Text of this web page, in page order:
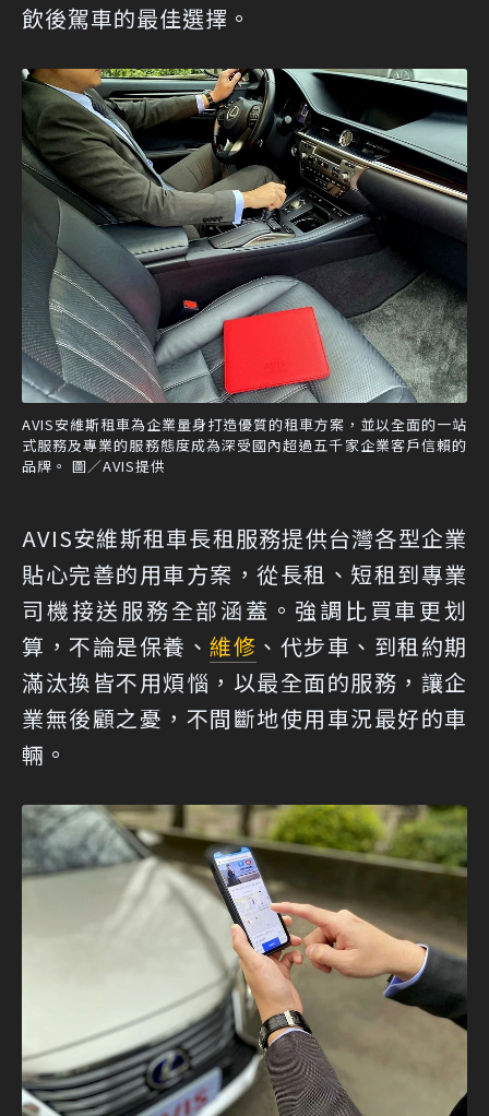
飲後駕車的最佳選擇。
AVIS安維斯租車為企業量身打造優質的租車方案，並以全面的一站
式服務及專業的服務態度成為深受國內超過五千家企業客戶信賴的
品牌。 圖／AVIS提供
AVIS安維斯租車長租服務提供台灣各型企業
貼心完善的用車方案，從長租、短租到專業
司機接送服務全部涵蓋。強調比買車更划
算，不論是保養、 維修 、代步車、到租約期
滿汰換皆不用煩惱，以最全面的服務，讓企
業無後顧之憂，不間斷地使用車況最好的車
輛。